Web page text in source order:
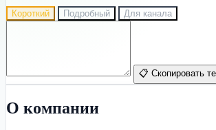
Короткий Подробный Для канала
📋 Скопировать
О компании